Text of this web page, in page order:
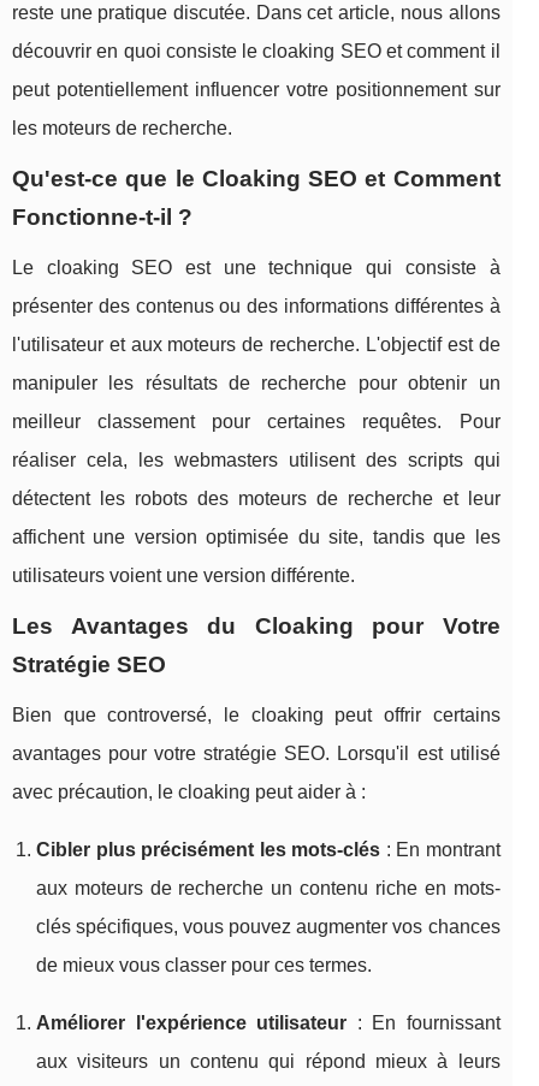
reste une pratique discutée. Dans cet article, nous allons
découvrir en quoi consiste le cloaking SEO et comment il
peut potentiellement influencer votre positionnement sur
les moteurs de recherche.
Qu'est-ce que le Cloaking SEO et Comment
Fonctionne-t-il ?
Le cloaking SEO est une technique qui consiste à
présenter des contenus ou des informations différentes à
l'utilisateur et aux moteurs de recherche. L'objectif est de
manipuler les résultats de recherche pour obtenir un
meilleur classement pour certaines requêtes. Pour
réaliser cela, les webmasters utilisent des scripts qui
détectent les robots des moteurs de recherche et leur
affichent une version optimisée du site, tandis que les
utilisateurs voient une version différente.
Les Avantages du Cloaking pour Votre
Stratégie SEO
Bien que controversé, le cloaking peut offrir certains
avantages pour votre stratégie SEO. Lorsqu'il est utilisé
avec précaution, le cloaking peut aider à :
Cibler plus précisément les mots-clés : En montrant
aux moteurs de recherche un contenu riche en mots-
clés spécifiques, vous pouvez augmenter vos chances
de mieux vous classer pour ces termes.
Améliorer l'expérience utilisateur : En fournissant
aux visiteurs un contenu qui répond mieux à leurs